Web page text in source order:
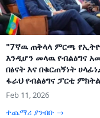
"7ኛዉ ጠቅላላ ምርጫ
እንዲሆን መላዉ የብልፅግና
በፅናት እና በቁርጠኝነት
ፋራህ የብልፅግና ፓርቲ
Feb 11, 2026
ተጨማሪ ያንብቡ →